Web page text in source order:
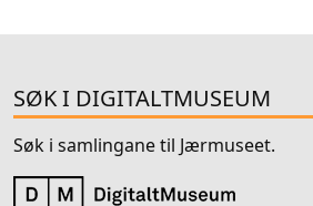
SØK I DIGITALTMUSEUM
Søk i samlingane til Jærmuseet.